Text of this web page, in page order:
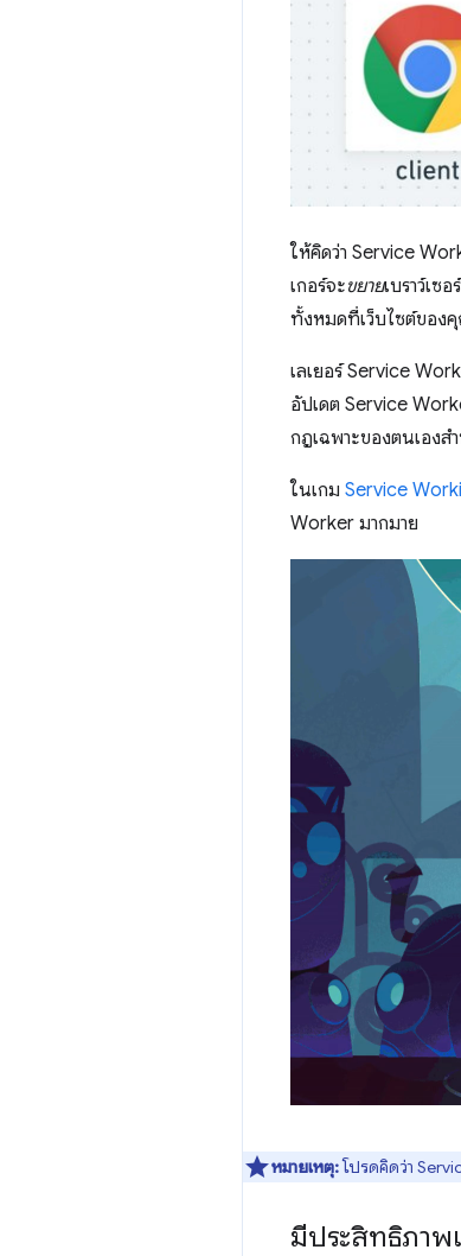
ให้คิดว่า Service
เกอร์จะขยายเบราว์เซ
ทั้งหมดที่เว็บไซต์ของ
เลเยอร์ Service
อัปเดต Service
กฎเฉพาะของตนเองส
ในเกม Service
Worker มากมาย
หมายเหตุ:โปรดคิดว่า
มีประสิทธิภาพ